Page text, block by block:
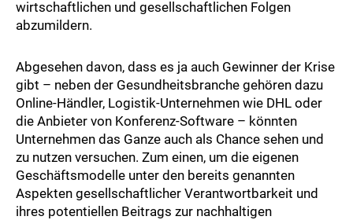
wirtschaftlichen und gesellschaftlichen Folgen
abzumildern.
Abgesehen davon, dass es ja auch Gewinner der Krise
gibt – neben der Gesundheitsbranche gehören dazu
Online-Händler, Logistik-Unternehmen wie DHL oder
die Anbieter von Konferenz-Software – könnten
Unternehmen das Ganze auch als Chance sehen und
zu nutzen versuchen. Zum einen, um die eigenen
Geschäftsmodelle unter den bereits genannten
Aspekten gesellschaftlicher Verantwortbarkeit und
ihres potentiellen Beitrags zur nachhaltigen